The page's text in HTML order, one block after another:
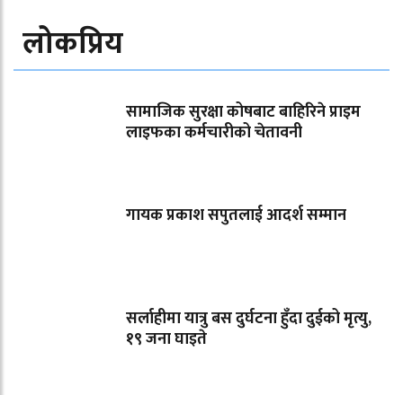
लोकप्रिय
सामाजिक सुरक्षा कोषबाट बाहिरिने प्राइम
लाइफका कर्मचारीको चेतावनी
गायक प्रकाश सपुतलाई आदर्श सम्मान
सर्लाहीमा यात्रु बस दुर्घटना हुँदा दुईको मृत्यु,
१९ जना घाइते